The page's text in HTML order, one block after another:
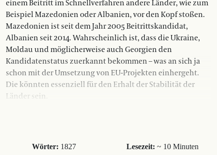
einem Beitritt im Schnellverfahren andere Länder, wie zum
Beispiel Mazedonien oder Albanien, vor den Kopf stoßen.
Mazedonien ist seit dem Jahr 2005 Beitrittskandidat,
Albanien seit 2014. Wahrscheinlich ist, dass die Ukraine,
Moldau und möglicherweise auch Georgien den
Kandidatenstatus zuerkannt bekommen – was an sich ja
schon mit der Umsetzung von EU-Projekten einhergeht.
Die könnten essenziell für den Erhalt der Stabilität der
Länder sein.
Wörter: 1827 Lesezeit: ~ 10 Minuten